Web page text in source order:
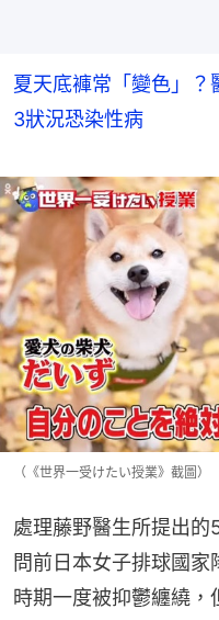
夏天底褲常「變色」？
3狀況恐染性病
（《世界一受けたい授業》截圖）
處理藤野醫生所提出
問前日本女子排球國
時期一度被抑鬱纏繞